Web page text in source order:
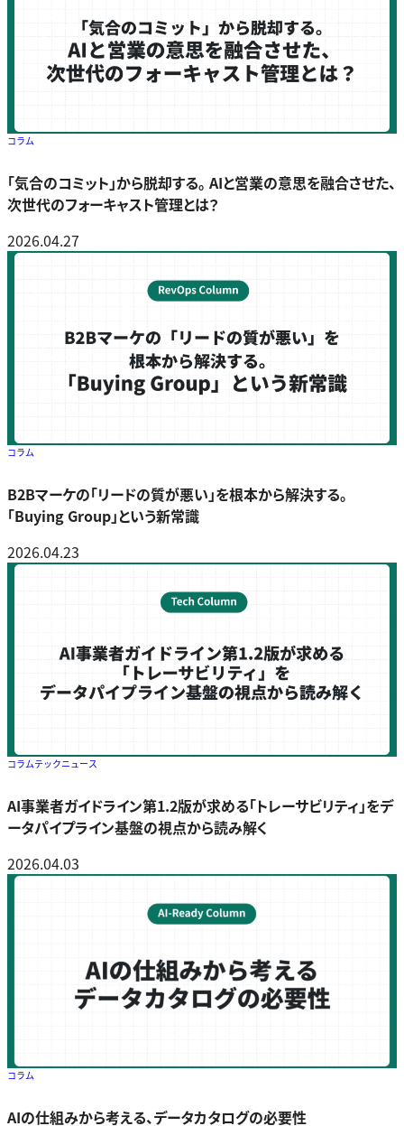
コラム
「気合のコミット」から脱却する。 AIと営業の意思を融合させた、
次世代のフォーキャスト管理とは？
2026.04.27
コラム
B2Bマーケの「リードの質が悪い」を根本から解決する。
「Buying Group」という新常識
2026.04.23
コラムテックニュース
AI事業者ガイドライン第1.2版が求める「トレーサビリティ」をデ
ータパイプライン基盤の視点から読み解く
2026.04.03
コラム
AIの仕組みから考える、データカタログの必要性